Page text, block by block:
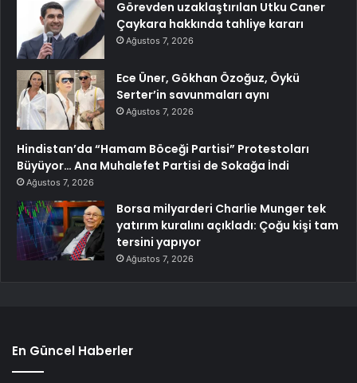
Görevden uzaklaştırılan Utku Caner
Çaykara hakkında tahliye kararı
Ağustos 7, 2026
Ece Üner, Gökhan Özoğuz, Öykü
Serter’in savunmaları aynı
Ağustos 7, 2026
Hindistan’da “Hamam Böceği Partisi” Protestoları
Büyüyor… Ana Muhalefet Partisi de Sokağa İndi
Ağustos 7, 2026
Borsa milyarderi Charlie Munger tek
yatırım kuralını açıkladı: Çoğu kişi tam
tersini yapıyor
Ağustos 7, 2026
En Güncel Haberler